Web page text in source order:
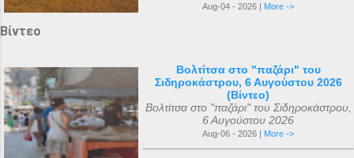
Aug-04 - 2026 | More ->
Βίντεο
Βολτίτσα στο "παζάρι" του
Σιδηροκάστρου, 6 Αυγούστου 2026
(Βίντεο)
Βολτίτσα στο "παζάρι" του Σιδηροκάστρου,
6 Αυγούστου 2026
Aug-06 - 2026 | More ->